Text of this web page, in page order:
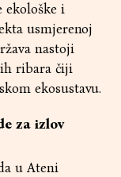
ekološke i
usmjerenoj
nastoji
ribara čiji
ekosustavu.
za izlov
u Ateni